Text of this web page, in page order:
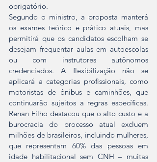
obrigatório.
Segundo o ministro, a proposta manterá
os exames teórico e prático atuais, mas
permitirá que os candidatos escolham se
desejam frequentar aulas em autoescolas
ou com instrutores autônomos
credenciados. A flexibilização não se
aplicará a categorias profissionais, como
motoristas de ônibus e caminhões, que
continuarão sujeitos a regras específicas.
Renan Filho destacou que o alto custo e a
burocracia do processo atual excluem
milhões de brasileiros, incluindo mulheres,
que representam 60% das pessoas em
idade habilitacional sem CNH – muitas